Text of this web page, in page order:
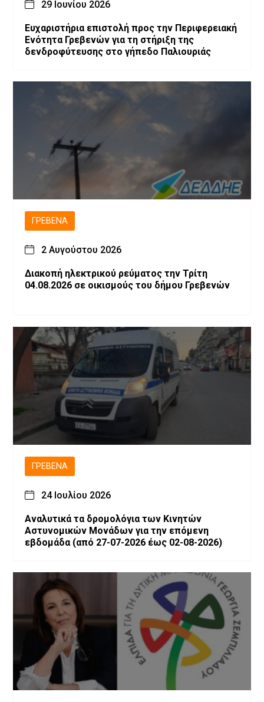
29 Ιουνίου 2026
Ευχαριστήρια επιστολή προς την Περιφερειακή
Ενότητα Γρεβενών για τη στήριξη της
δενδροφύτευσης στο γήπεδο Παλιουριάς
ΓΡΕΒΕΝΆ
2 Αυγούστου 2026
Διακοπή ηλεκτρικού ρεύματος την Τρίτη
04.08.2026 σε οικισμούς του δήμου Γρεβενών
ΓΡΕΒΕΝΆ
24 Ιουλίου 2026
Αναλυτικά τα δρομολόγια των Κινητών
Αστυνομικών Μονάδων για την επόμενη
εβδομάδα (από 27-07-2026 έως 02-08-2026)